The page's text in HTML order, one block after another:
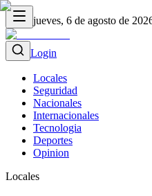
jueves, 6 de agosto de
Login
Locales
Seguridad
Nacionales
Internacionales
Tecnologia
Deportes
Opinion
Locales